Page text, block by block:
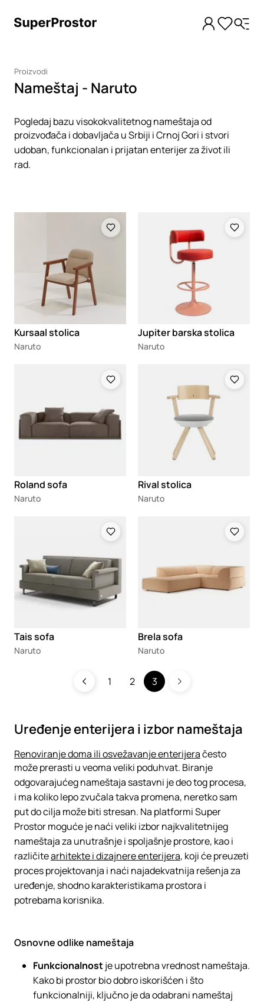
Proizvodi
Nameštaj - Naruto
Pogledaj bazu visokokvalitetnog nameštaja od
proizvođača i dobavljača u Srbiji i Crnoj Gori i stvori
udoban, funkcionalan i prijatan enterijer za život ili
rad.
Kursaal stolica
Naruto
Jupiter barska stolica
Naruto
Roland sofa
Naruto
Rival stolica
Naruto
Tais sofa
Naruto
Brela sofa
Naruto
1 2 3
Uređenje enterijera i izbor nameštaja
Renoviranje doma ili osvežavanje enterijeračesto
može prerasti u veoma veliki poduhvat. Biranje
odgovarajućeg nameštaja sastavni je deo tog procesa,
i ma koliko lepo zvučala takva promena, neretko sam
put do cilja može biti stresan. Na platformi Super
Prostor moguće je naći veliki izbor najkvalitetnijeg
nameštaja za unutrašnje i spoljašnje prostore, kao i
različitearhitekte i dizajnere enterijera, koji će preuzeti
proces projektovanja i naći najadekvatnija rešenja za
uređenje, shodno karakteristikama prostora i
potrebama korisnika.
Osnovne odlike nameštaja
Funkcionalnostje upotrebna vrednost nameštaja.
Kako bi prostor bio dobro iskorišćen i što
funkcionalniji, ključno je da odabrani nameštaj